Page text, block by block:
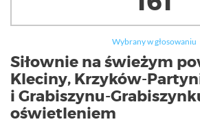
Wybrany w głosowaniu
Siłownie na świeżym
Kleciny, Krzyków-
i Grabiszynu-
oświetleniem